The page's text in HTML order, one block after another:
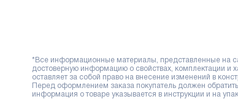
*Все информационные материалы, представленные на
достоверную информацию о свойствах, комплектации и
оставляет за собой право на внесение изменений в
Перед оформлением заказа покупатель должен
информация о товаре указывается в инструкции и на